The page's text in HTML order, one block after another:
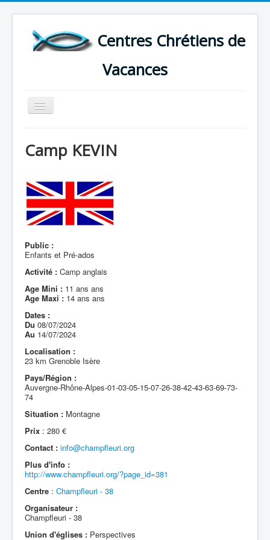
Centres Chrétiens de
Vacances
Basculer
la
CARTE DES CENTRES DE VACANCES .
PLUS
Camp KEVIN
Public :
Enfants et Pré-ados
Activité : Camp anglais
Age Mini : 11 ans ans
Age Maxi : 14 ans ans
Dates :
Du 08/07/2024
Au 14/07/2024
Localisation :
23 km Grenoble Isère
Pays/Région :
Auvergne-Rhône-Alpes-01-03-05-15-07-26-38-42-43-63-69-73-
74
Situation : Montagne
Prix : 280 €
Contact : info@champfleuri.org
Plus d'info :
http://www.champfleuri.org/?page_id=381
Centre : Champfleuri - 38
Organisateur :
Champfleuri - 38
Union d'églises : Perspectives